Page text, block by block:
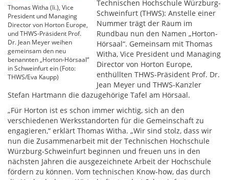
Thomas Witha (li.), Vice
President und Managing
Director von Horton Europe,
und THWS-Präsident Prof.
Dr. Jean Meyer weihen
gemeinsam den neu
benannten „Horton-Hörsaal“
in Schweinfurt ein (Foto:
THWS/Eva Kaupp)
Technischen Hochschule Würzburg-
Schweinfurt (THWS): Anstelle einer
Nummer trägt der Raum im
Rundbau nun den Namen „Horton-
Hörsaal“. Gemeinsam mit Thomas
Witha, Vice President und Managing
Director von Horton Europe,
enthüllten THWS-Präsident Prof. Dr.
Jean Meyer und THWS-Kanzler
Stefan Hartmann die dazugehörige Tafel am Hörsaal.
„Für Horton ist es schon immer wichtig, sich an den
verschiedenen Werksstandorten für die Gemeinschaft zu
engagieren,“ erklärt Thomas Witha. „Wir sind stolz, dass wir
nun die Zusammenarbeit mit der Technischen Hochschule
Würzburg-Schweinfurt beginnen und freuen uns in den
nächsten Jahren die ausgezeichnete Arbeit der Hochschule
fördern zu können. Vom technischen Know-how, das durch